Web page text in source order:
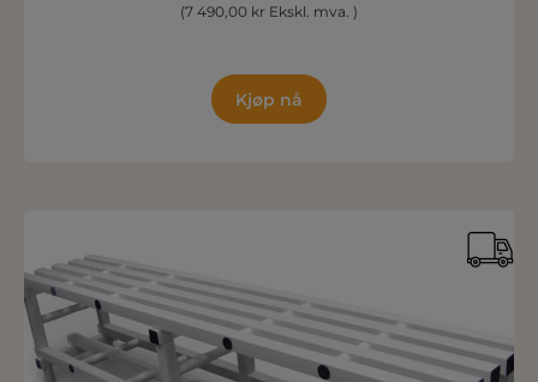
(7 490,00 kr Ekskl. mva. )
Kjøp nå